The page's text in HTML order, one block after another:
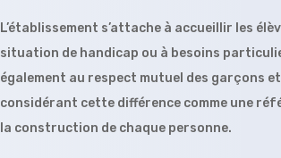
L’établissement s’attache à accueillir les
situation de handicap ou à besoins
également au respect mutuel des garçons
considérant cette différence comme une
la construction de chaque personne.